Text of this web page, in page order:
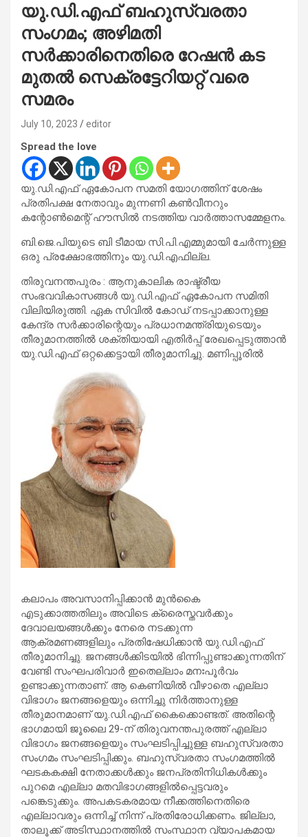
യു.ഡി.എഫ് ബഹുസ്വരതാ
സംഗമം; അഴിമതി
സര്‍ക്കാരിനെതിരെ റേഷന്‍ കട
മുതല്‍ സെക്രട്ടേറിയറ്റ് വരെ
സമരം
July 10, 2023 editor
Spread the love
യു.ഡി.എഫ് ഏകോപന സമതി യോഗത്തിന് ശേഷം
പ്രതിപക്ഷ നേതാവും മുന്നണി കണ്‍വീനറും
കന്റോണ്‍മെന്റ് ഹൗസില്‍ നടത്തിയ വാര്‍ത്താസമ്മേളനം.
ബി.ജെ.പിയുടെ ബി ടീമായ സി.പി.എമ്മുമായി ചേര്‍ന്നുള്ള
ഒരു പ്രക്ഷോഭത്തിനും യു.ഡി.എഫില്ല.
തിരുവനന്തപുരം : ആനുകാലിക രാഷ്ട്രീയ
സംഭവവികാസങ്ങള്‍ യു.ഡി.എഫ് ഏകോപന സമിതി
വിലിയിരുത്തി. ഏക സിവില്‍ കോഡ് നടപ്പാക്കാനുള്ള
കേന്ദ്ര സര്‍ക്കാരിന്റെയും പ്രധാനമന്ത്രിയുടെയും
തീരുമാനത്തില്‍ ശക്തിയായി എതിര്‍പ്പ് രേഖപ്പെടുത്താന്‍
യു.ഡി.എഫ് ഒറ്റക്കെട്ടായി തീരുമാനിച്ചു. മണിപ്പൂരില്‍
കലാപം അവസാനിപ്പിക്കാന്‍ മുന്‍കൈ
എടുക്കാത്തതിലും അവിടെ ക്രൈസ്തവര്‍ക്കും
ദേവാലയങ്ങള്‍ക്കും നേരെ നടക്കുന്ന
ആക്രമണങ്ങളിലും പ്രതിഷേധിക്കാന്‍ യു.ഡി.എഫ്
തീരുമാനിച്ചു. ജനങ്ങള്‍ക്കിടയില്‍ ഭിന്നിപ്പുണ്ടാക്കുന്നതിന്
വേണ്ടി സംഘപരിവാര്‍ ഇതെല്ലാം മനഃപൂര്‍വം
ഉണ്ടാക്കുന്നതാണ്. ആ കെണിയില്‍ വീഴാതെ എല്ലാ
വിഭാഗം ജനങ്ങളെയും ഒന്നിച്ചു നിര്‍ത്താനുള്ള
തീരുമാനമാണ് യു.ഡി.എഫ് കൈക്കൊണ്ടത്. അതിന്റെ
ഭാഗമായി ജൂലൈ 29-ന് തിരുവനന്തപുരത്ത് എല്ലാ
വിഭാഗം ജനങ്ങളെയും സംഘടിപ്പിച്ചുള്ള ബഹുസ്വരതാ
സംഗമം സംഘടിപ്പിക്കും. ബഹുസ്വരതാ സംഗമത്തില്‍
ഘടകകക്ഷി നേതാക്കള്‍ക്കും ജനപ്രതിനിധികള്‍ക്കും
പുറമെ എല്ലാ മതവിഭാഗങ്ങളില്‍പ്പെട്ടവരും
പങ്കെടുക്കും. അപകടകരമായ നീക്കത്തിനെതിരെ
എല്ലാവരും ഒന്നിച്ച് നിന്ന് പ്രതിരോധിക്കണം. ജില്ലാ,
താലൂക്ക് അടിസ്ഥാനത്തില്‍ സംസ്ഥാന വ്യാപകമായ